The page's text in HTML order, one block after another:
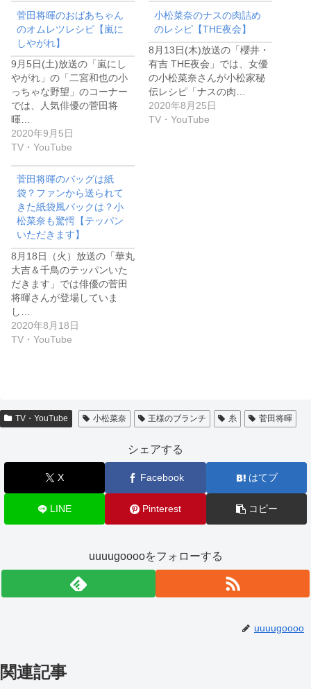
菅田将暉のおばあちゃん
のオムレツレシピ【嵐に
しやがれ】
9月5日(土)放送の「嵐にし
やがれ」の「二宮和也の小
っちゃな野望」のコーナー
では、人気俳優の菅田将
暉…
2020年9月5日
TV・YouTube
小松菜奈のナスの肉詰め
のレシピ【THE夜会】
8月13日(木)放送の「櫻井・
有吉 THE夜会」では、女優
の小松菜奈さんが小松家秘
伝レシピ「ナスの肉…
2020年8月25日
TV・YouTube
菅田将暉のバッグは紙
袋？ファンから送られて
きた紙袋風バックは？小
松菜奈も驚愕【テッパン
いただきます】
8月18日（火）放送の「華丸
大吉＆千鳥のテッパンいた
だきます」では俳優の菅田
将暉さんが登場していま
し…
2020年8月18日
TV・YouTube
TV・YouTube 小松菜奈 王様のブランチ 糸 菅田将暉
シェアする
X Facebook はてブ
LINE Pinterest コピー
uuuugooooをフォローする
uuuugoooo
関連記事